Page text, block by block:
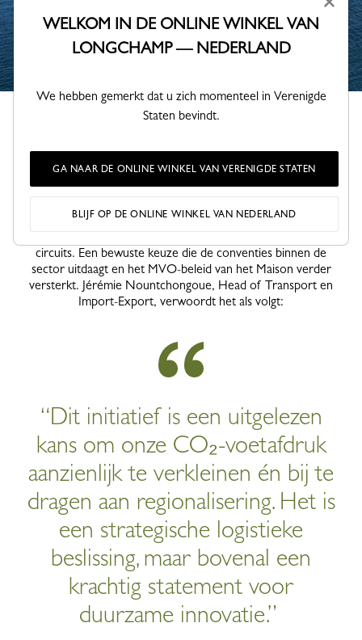
Met deze samenwerking neemt Longchamp deel aan een
prestaties en innovatie. Met Neoline kiest Longchamp voor
circuits. Een bewuste keuze die de conventies binnen de
sector uitdaagt en het MVO-beleid van het Maison verder
versterkt. Jérémie Nountchongoue, Head of Transport en
Import-Export, verwoordt het als volgt:
“Dit initiatief is een uitgelezen
kans om onze CO₂-voetafdruk
aanzienlijk te verkleinen én bij te
dragen aan regionalisering. Het is
een strategische logistieke
beslissing, maar bovenal een
krachtig statement voor
duurzame innovatie.”
WELKOM IN DE ONLINE WINKEL VAN
LONGCHAMP — NEDERLAND
We hebben gemerkt dat u zich momenteel in Verenigde
Staten bevindt.
GA NAAR DE ONLINE WINKEL VAN VERENIGDE STATEN
BLIJF OP DE ONLINE WINKEL VAN NEDERLAND